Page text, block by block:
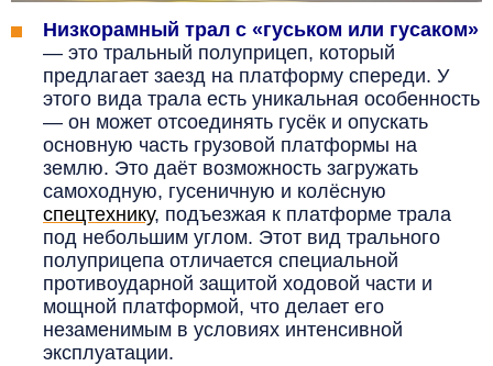
Низкорамный трал с «гуськом или гусаком»
— это тральный полуприцеп, который
предлагает заезд на платформу спереди. У
этого вида трала есть уникальная особенность
— он может отсоединять гусёк и опускать
основную часть грузовой платформы на
землю. Это даёт возможность загружать
самоходную, гусеничную и колёсную
спецтехнику, подъезжая к платформе трала
под небольшим углом. Этот вид трального
полуприцепа отличается специальной
противоударной защитой ходовой части и
мощной платформой, что делает его
незаменимым в условиях интенсивной
эксплуатации.